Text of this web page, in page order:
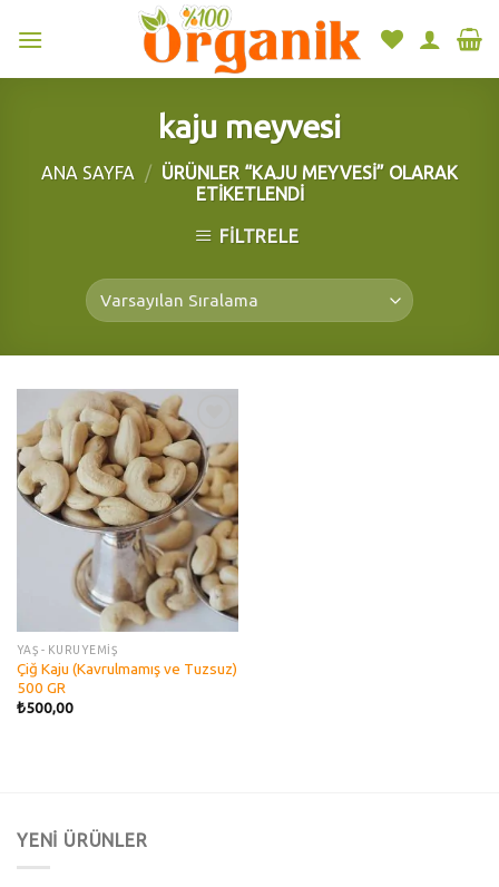
kaju meyvesi
ANA SAYFA / ÜRÜNLER “KAJU MEYVESI” OLARAK
ETIKETLENDI
FILTRELE
Add to
wishlist
YAŞ - KURUYEMİŞ
Çiğ Kaju (Kavrulmamış ve Tuzsuz)
500 GR
₺500,00
YENİ ÜRÜNLER